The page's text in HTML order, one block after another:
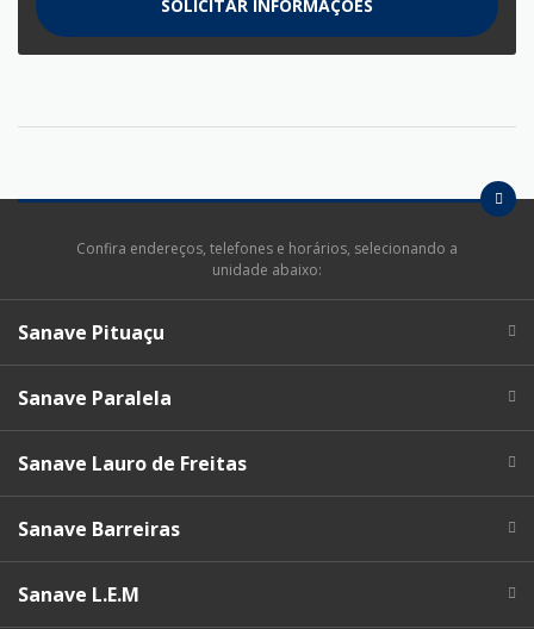
SOLICITAR INFORMAÇÕES
Confira endereços, telefones e horários, selecionando a
unidade abaixo:
Sanave Pituaçu
Sanave Paralela
Sanave Lauro de Freitas
Sanave Barreiras
Sanave L.E.M